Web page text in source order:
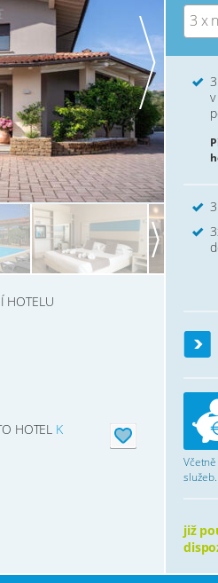
HOTELU
HOTEL K
3 x
služeb.
již